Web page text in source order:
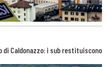
di Caldonazzo: i sub restituiscono